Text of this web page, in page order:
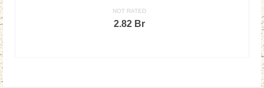
NOT RATED
2.82 Br